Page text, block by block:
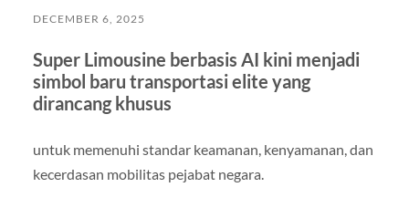
DECEMBER 6, 2025
Super Limousine berbasis AI kini menjadi
simbol baru transportasi elite yang
dirancang khusus
untuk memenuhi standar keamanan, kenyamanan, dan
kecerdasan mobilitas pejabat negara.